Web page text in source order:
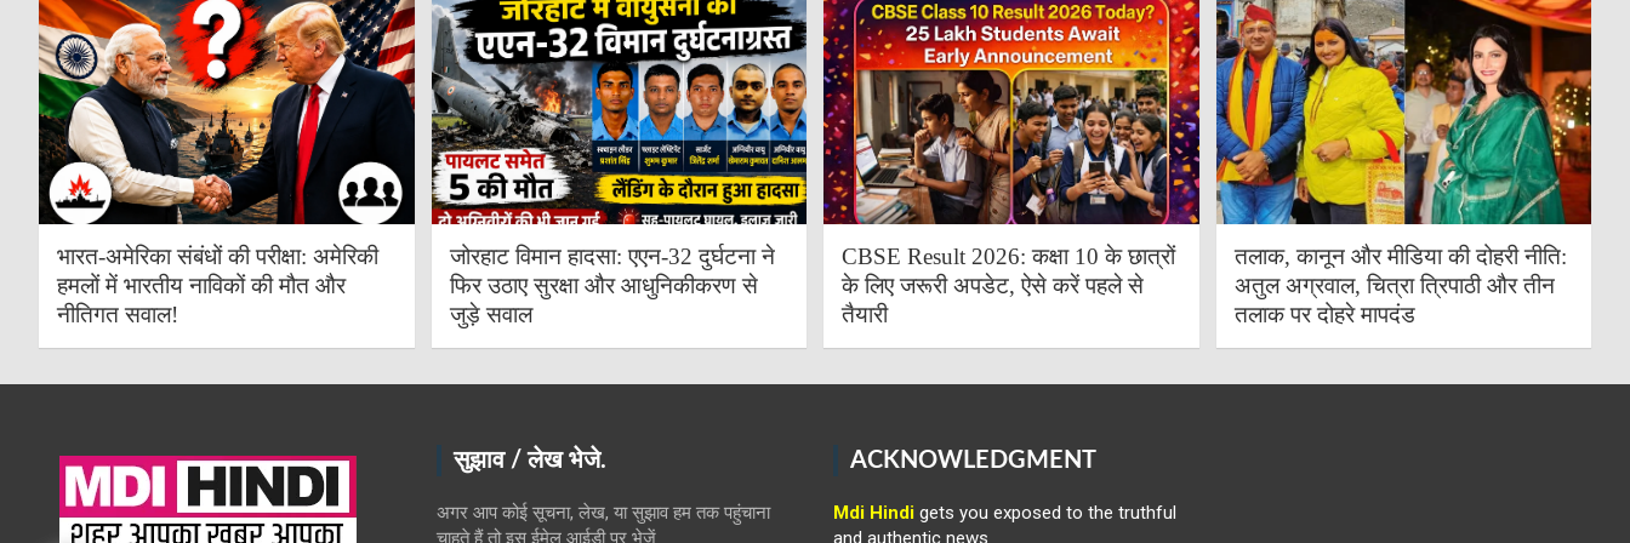
भारत-अमेरिका संबंधों की परीक्षा: अमेरिकी
हमलों में भारतीय नाविकों की मौत और
नीतिगत सवाल!
जोरहाट विमान हादसा: एएन-32 दुर्घटना ने
फिर उठाए सुरक्षा और आधुनिकीकरण से
जुड़े सवाल
CBSE Result 2026: कक्षा 10 के छात्रों
के लिए जरूरी अपडेट, ऐसे करें पहले से
तैयारी
तलाक, कानून और मीडिया की दोहरी नीति:
अतुल अग्रवाल, चित्रा त्रिपाठी और तीन
तलाक पर दोहरे मापदंड
सुझाव / लेख भेजे.
अगर आप कोई सूचना, लेख, या सुझाव हम तक पहुंचाना
चाहते हैं तो इस ईमेल आईडी पर भेजें
ACKNOWLEDGMENT
Mdi Hindi gets you exposed to the truthful
and authentic news